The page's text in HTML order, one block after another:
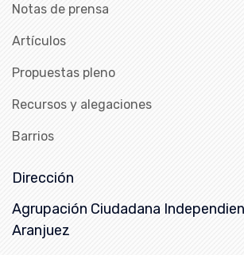
Notas de prensa
Artículos
Propuestas pleno
Recursos y alegaciones
Barrios
Dirección
Agrupación Ciudadana
Aranjuez